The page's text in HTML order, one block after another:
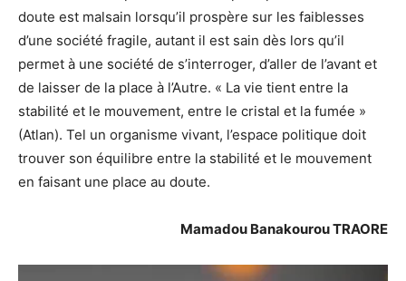
doute est malsain lorsqu’il prospère sur les faiblesses
d’une société fragile, autant il est sain dès lors qu’il
permet à une société de s’interroger, d’aller de l’avant et
de laisser de la place à l’Autre. « La vie tient entre la
stabilité et le mouvement, entre le cristal et la fumée »
(Atlan). Tel un organisme vivant, l’espace politique doit
trouver son équilibre entre la stabilité et le mouvement
en faisant une place au doute.
Mamadou Banakourou TRAORE
Lecteur